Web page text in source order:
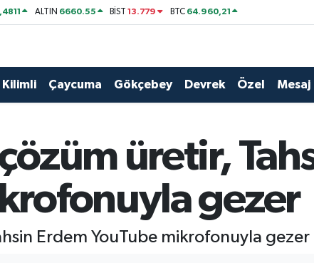
ALTIN 6660.55 BİST13.779 BTC 64.960,21
Kilimli Çaycuma Gökçebey Devrek Özel Mesaj
üretir,
gezer
Erdem YouTube mikrofonuyla gezer